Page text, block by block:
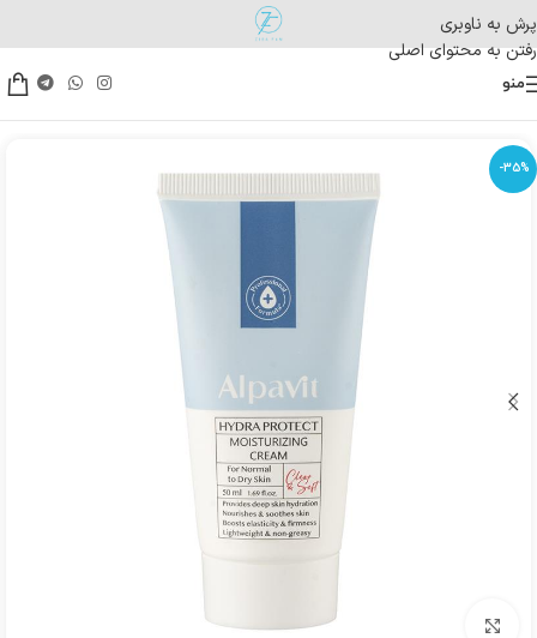
پرش به ناوبری
رفتن به محتوای اصلی
منو
-35%
برای بزرگنمایی کلیک کنید